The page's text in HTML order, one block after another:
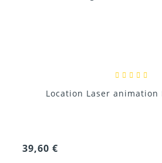
Location Laser animation
39,60 €